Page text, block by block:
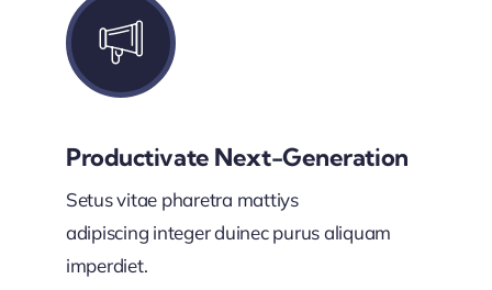
Productivate Next-Generation
Setus vitae pharetra mattiys
adipiscing integer duinec purus aliquam
imperdiet.